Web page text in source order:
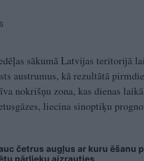
sākumā Latvijas teritorijā
austrumus, kā rezultātā
nokrišņu zona, kas dienas
liecina sinoptiķu
četrus augļus ar kuru ēšanu
pārlieku aizrauties